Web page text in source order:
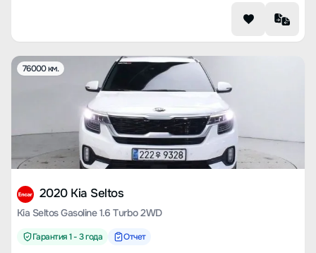
76000 км.
2020 Kia Seltos
Kia Seltos Gasoline 1.6 Turbo 2WD
Гарантия 1 - 3 года Отчет